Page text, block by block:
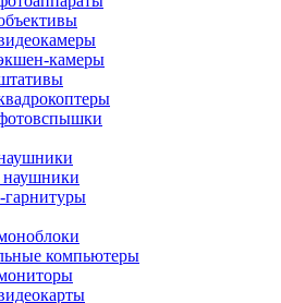
камеры
гарнитуры
компьютеры